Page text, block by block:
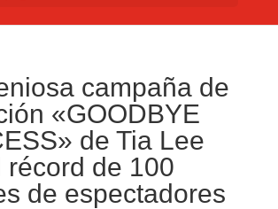
campaña de
«GOODBYE
de Tia Lee
récord de 100
de espectadores